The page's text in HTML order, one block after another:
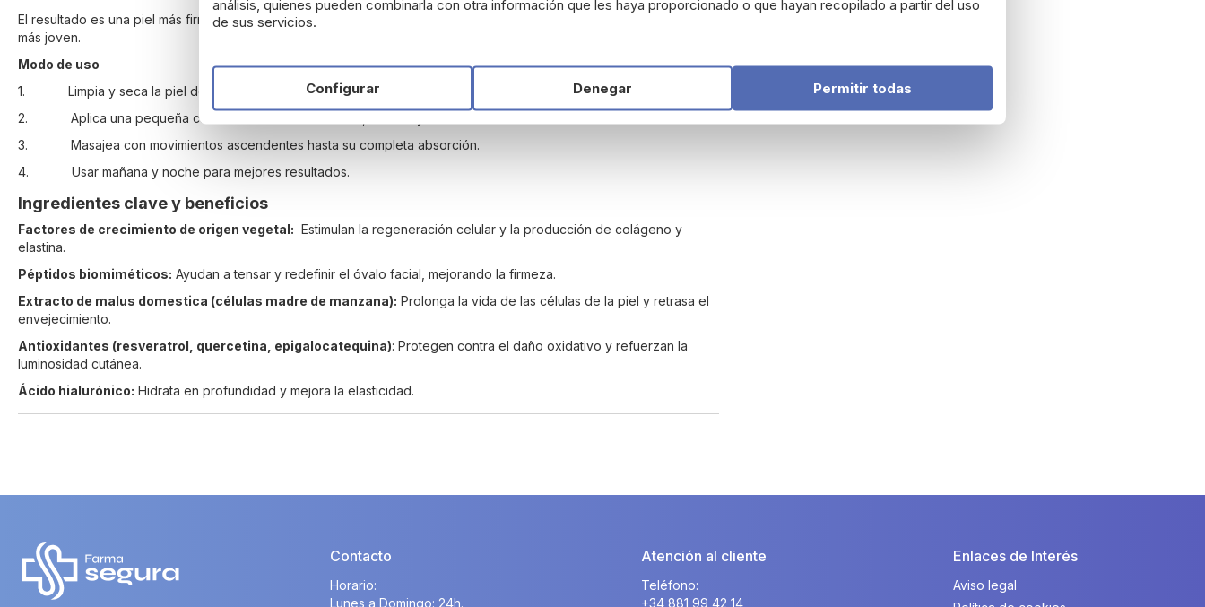
El resultado es una piel más firme, densa y rejuvenecida, con un contorno facial redefinido y un aspecto visiblemente
más joven.
Modo de uso
1.
Limpia y seca la piel del rostro y cuello.
2.
Aplica una pequeña cantidad de crema en cuello, mentón y óvalo facial.
3.
Masajea con movimientos ascendentes hasta su completa absorción.
4.
Usar mañana y noche para mejores resultados.
Ingredientes clave y beneficios
Factores de crecimiento de origen vegetal: Estimulan la regeneración celular y la producción de colágeno y
elastina.
Péptidos biomiméticos: Ayudan a tensar y redefinir el óvalo facial, mejorando la firmeza.
Extracto de malus domestica (células madre de manzana): Prolonga la vida de las células de la piel y retrasa el
envejecimiento.
Antioxidantes (resveratrol, quercetina, epigalocatequina): Protegen contra el daño oxidativo y refuerzan la
luminosidad cutánea.
Ácido hialurónico: Hidrata en profundidad y mejora la elasticidad.
análisis, quienes pueden combinarla con otra información que les haya proporcionado o que hayan recopilado a partir del uso
de sus servicios.
Configurar Denegar Permitir todas
Contacto
Horario:
Lunes a Domingo: 24h.
Atención al cliente
Teléfono:
+34 881 99 42 14
Enlaces de Interés
Aviso legal